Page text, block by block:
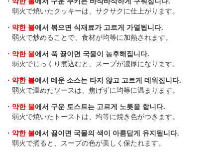
弱火で焼いたクッキーは、サクサクに仕上がります。
・ 약한 불에서 볶으면 식재료가 고르게 가열됩니다.
弱火で炒めることで、食材が均等に加熱されます。
・ 약한 불에서 푹 끓이면 국물이 농후해집니다.
弱火でじっくり煮込むと、スープが濃厚になります。
・ 약한 불에서 데운 소스는 타지 않고 고르게 데워집니다.
弱火で温めたソースは、焦げずに均等に温まります。
・ 약한 불에서 구운 토스트는 고르게 노릇을 합니다.
弱火で焼いたトーストは、均等に焼き色がつきます。
・ 약한 불에서 끓이면 국물의 색이 아름답게 유지됩니다.
弱火で煮ると、スープの色が美しく保たれます。